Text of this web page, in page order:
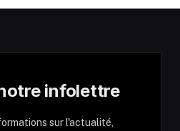
infolettre
sur l'actualité,